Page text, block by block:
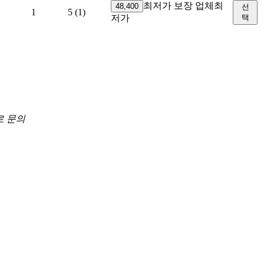
문의
1 5 (1)
48,400 최저가 보장 업체 최
저가
선
택